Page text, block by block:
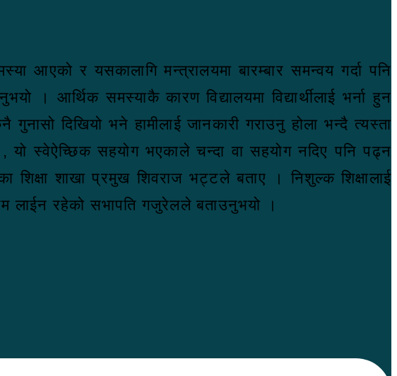
आएको र यसकालागि मन्त्रालयमा बारम्बार समन्वय गर्दा पनि
। आर्थिक समस्याकै कारण विद्यालयमा विद्यार्थीलाई भर्ना हुन
दिखियो भने हामीलाई जानकारी गराउनु होला भन्दै त्यस्ता
स्वेऐच्छिक सहयोग भएकाले चन्दा वा सहयोग नदिए पनि पढ्न
शिक्षा शाखा प्रमुख शिवराज भट्टले बताए । निशुल्क शिक्षालाई
लाईन रहेको सभापति गजुरेलले बताउनुभयो ।